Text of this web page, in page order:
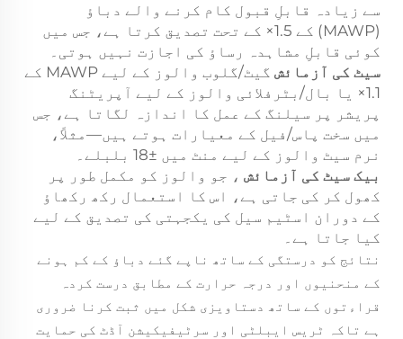
سے زیادہ قابلِ قبول کام کرنے والے دباؤ
(MAWP) کے 1.5× کے تحت تصدیق کرتا ہے، جس میں
کوئی قابلِ مشاہدہ رساؤ کی اجازت نہیں ہوتی۔
سیٹ کی آزمائش
گیٹ/گلوب والوز کے لیے MAWP کے
1.1× یا بال/بٹرفلائی والوز کے لیے آپریٹنگ
پریشر پر سیلنگ کے عمل کا اندازہ لگاتا ہے، جس
میں سخت پاس/فیل کے معیارات ہوتے ہیں—مثلاً،
نرم سیٹ والوز کے لیے منٹ میں ±18 بلبلے۔
بیک سیٹ کی آزمائش ، جو والوز کو مکمل طور پر
کھول کر کی جاتی ہے، اس کا استعمال رکھ رکھاؤ
کے دوران اسٹیم سیل کی یکجہتی کی تصدیق کے لیے
کیا جاتا ہے۔
نتائج کو درستگی کے ساتھ ناپے گئے دباؤ کے کم ہونے
کے منحنیوں اور درجہ حرارت کے مطابق درست کردہ
قراءتوں کے ساتھ دستاویزی شکل میں ثبت کرنا ضروری
ہے تاکہ ٹریس ایبلٹی اور سرٹیفیکیشن آڈٹ کی حمایت